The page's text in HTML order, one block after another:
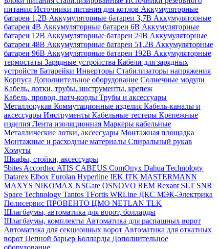
питания Источники питания для котлов Аккумуляторные
батареи 1,2В Аккумуляторные батареи 3,7В Аккумуляторные
батареи 4В Аккумуляторные батареи 6В Аккумуляторные
батареи 12В Аккумуляторные батареи 24В Аккумуляторные
батареи 48В Аккумуляторные батареи 51,2В Аккумуляторные
батареи 96В Аккумуляторные батареи 192В Аккумуляторные
термостаты Зарядные устройства Кабели для зарядных
устройств Батарейки Инверторы Стабилизаторы напряжения
Корпуса Дополнительное оборудование Солнечные модули
Кабель, лотки, трубы, инструменты, крепеж
Кабель, провод, патч-корды Трубы и аксессуары
Металлорукав Коммутационные изделия Кабель-каналы и
аксессуары Инструменты Кабельные тестеры Крепежные
изделия Лента изоляционная Маркеры кабельные
Металлические лотки, аксессуары Монтажная площадка
Монтажные и расходные материалы Спиральный рукав
Хомуты
Шкафы, стойки, аксессуары
5bites Accordtec ATIS CABEUS ComOnyx Dahua Technology
Datarex Elbox Eurolan Hyperline IEK ITK MASTERMANN
MAXYS NIKOMAX NSGate OSNOVO REM Rexant SLT SNR
Space Technology Tantos TFortis WRLine ДКС МЭК-Электрика
Полисервис ПРОВЕНТО ЦМО NETLAN TLK
Шлагбаумы, автоматика для ворот, болларды
Шлагбаумы, комплекты Автоматика для распашных ворот
Автоматика для секционных ворот Автоматика для откатных
ворот Цепной барьер Болларды Дополнительное
оборудование